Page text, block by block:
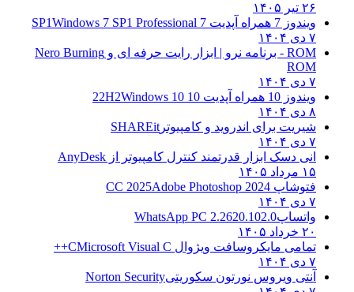
ویندوز 7 همراه آپدیت 7 SP1
Windows 7 SP1 Professional
ROM - برنامه نرو | ابزار رایت حرفه ای و
Nero Burning
ROM
ویندوز 10 همراه آپدیت 10 22H2
Windows 10
شیریت برای اندروید و کامپیوترSHAREit
انی دسک ابزار قدرتمند کنترل کامپیوتر ازAnyDesk
فتوشاپ CC 2025Adobe Photoshop 2024
واتساپWhatsApp PC 2.2620.102.0
تمامی مایکروسافت ویژوال C Microsoft Visual C++
آنتی ویروس نورتون سکوریتیNorton Security